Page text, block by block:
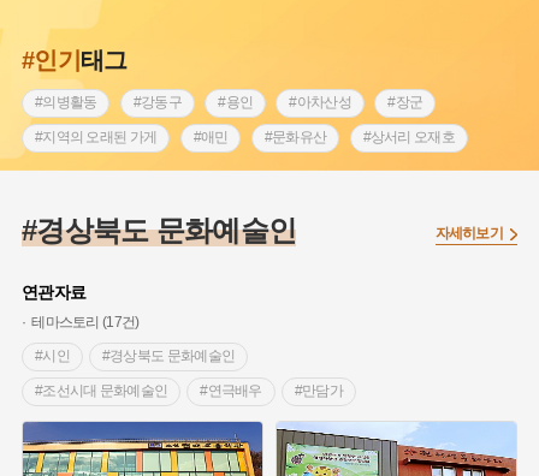
#인기 태그
#의병활동 #강동구 #용인 #아차산성 #장군
#지역의 오래된 가게 #애민 #문화유산 #상서리 오재호
#3.1운동 #지명 #바보온달 #낙성대 #고구려
#조선 시대 사회 #농업 #독립운동가 #왕건
#백년가게 #온라인 생활사박물관
#단지 #설화 #인물설화 #대한애국부인회
#강진 #블루리본 #전설 #조선시대 문신
#경상북도 문화예술인
연관자료
테마스토리 (17건)
#시인
#경상북도 문화예술인
#조선시대 문화예술인 #연극배우 #만담가
#음악인 #근현대여성예술가 #작곡가
#성악가 #화가 #미술인 #근대미술
자세히보기